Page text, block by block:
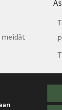
meidät
• Palvelemme